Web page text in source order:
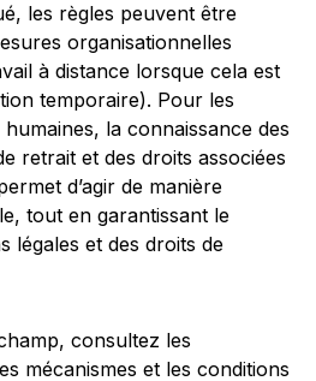
les règles peuvent être
organisationnelles
à distance lorsque cela est
temporaire). Pour les
la connaissance des
retrait et des droits associées
d’agir de manière
tout en garantissant le
légales et des droits de
consultez les
mécanismes et les conditions